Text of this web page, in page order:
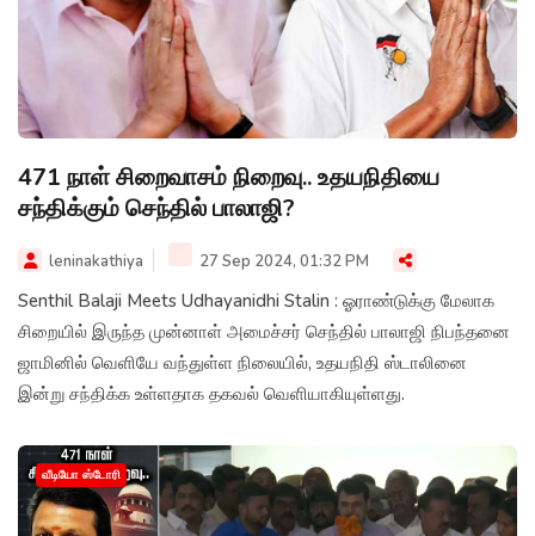
471 நாள் சிறைவாசம் நிறைவு.. உதயநிதியை
சந்திக்கும் செந்தில் பாலாஜி?
leninakathiya 27 Sep 2024, 01:32 PM
Senthil Balaji Meets Udhayanidhi Stalin : ஓராண்டுக்கு மேலாக
சிறையில் இருந்த முன்னாள் அமைச்சர் செந்தில் பாலாஜி நிபந்தனை
ஜாமினில் வெளியே வந்துள்ள நிலையில், உதயநிதி ஸ்டாலினை
இன்று சந்திக்க உள்ளதாக தகவல் வெளியாகியுள்ளது.
வீடியோ ஸ்டோரி